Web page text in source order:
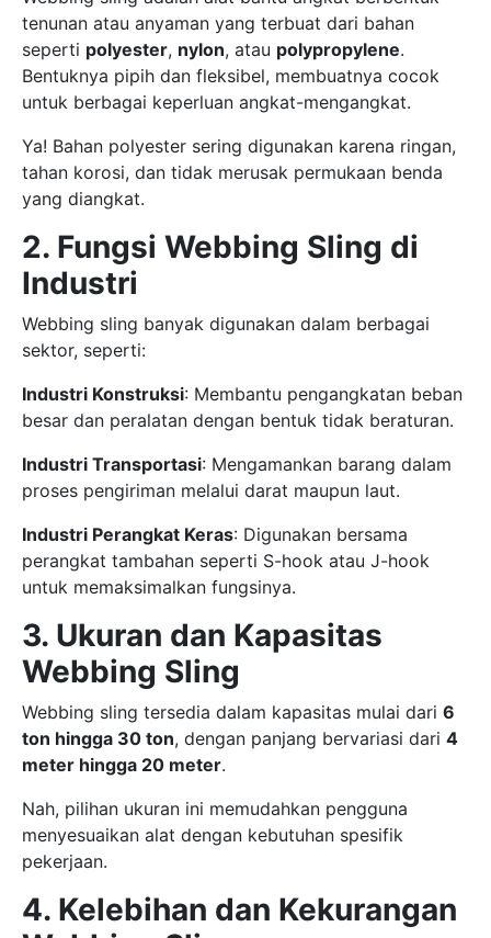
tenunan atau anyaman yang terbuat dari bahan
seperti polyester, nylon, atau polypropylene.
Bentuknya pipih dan fleksibel, membuatnya cocok
untuk berbagai keperluan angkat-mengangkat.
Ya! Bahan polyester sering digunakan karena ringan,
tahan korosi, dan tidak merusak permukaan benda
yang diangkat.
2. Fungsi Webbing Sling di
Industri
Webbing sling banyak digunakan dalam berbagai
sektor, seperti:
Industri Konstruksi: Membantu pengangkatan beban
besar dan peralatan dengan bentuk tidak beraturan.
Industri Transportasi: Mengamankan barang dalam
proses pengiriman melalui darat maupun laut.
Industri Perangkat Keras: Digunakan bersama
perangkat tambahan seperti S-hook atau J-hook
untuk memaksimalkan fungsinya.
3. Ukuran dan Kapasitas
Webbing Sling
Webbing sling tersedia dalam kapasitas mulai dari 6
ton hingga 30 ton, dengan panjang bervariasi dari 4
meter hingga 20 meter.
Nah, pilihan ukuran ini memudahkan pengguna
menyesuaikan alat dengan kebutuhan spesifik
pekerjaan.
4. Kelebihan dan Kekurangan